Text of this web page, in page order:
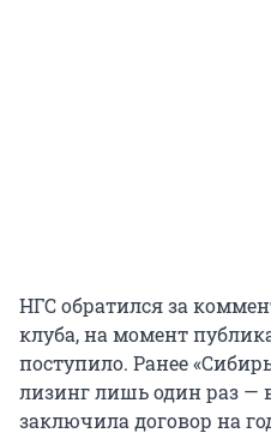
НГС обратился за
клуба, на момент
поступило. Ранее
лизинг лишь один раз —
заключила договор на